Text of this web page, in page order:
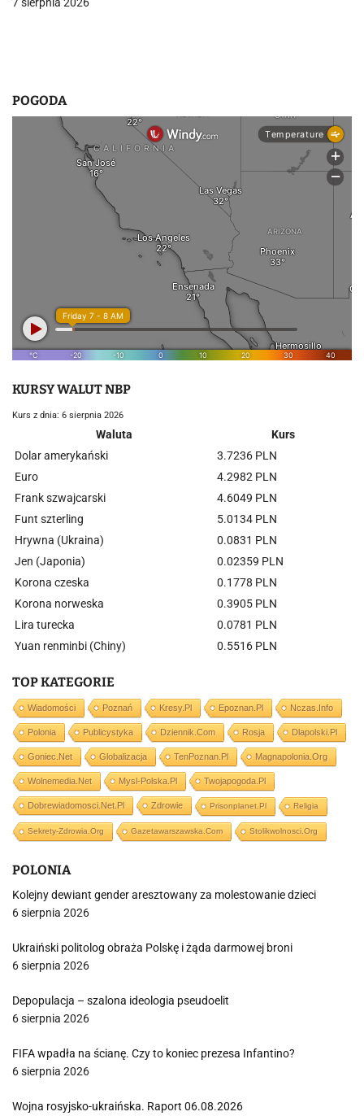
POGODA
KURSY WALUT NBP
Kurs z dnia: 6 sierpnia 2026
Waluta
Kurs
Dolar amerykański
3.7236 PLN
Euro
4.2982 PLN
Frank szwajcarski
4.6049 PLN
Funt szterling
5.0134 PLN
Hrywna (Ukraina)
0.0831 PLN
Jen (Japonia)
0.02359 PLN
Korona czeska
0.1778 PLN
Korona norweska
0.3905 PLN
Lira turecka
0.0781 PLN
Yuan renminbi (Chiny)
0.5516 PLN
TOP KATEGORIE
Wiadomości Poznań Kresy.pl Epoznan.pl Nczas.info
Polonia Publicystyka Dziennik.com Rosja Dlapolski.pl
Goniec.net Globalizacja TenPoznan.pl Magnapolonia.org
Wolnemedia.net Mysl-Polska.pl Twojapogoda.pl
Dobrewiadomosci.net.pl Zdrowie Prisonplanet.pl Religia
Sekrety-Zdrowia.org Gazetawarszawska.com Stolikwolnosci.org
POLONIA
Kolejny dewiant gender aresztowany za molestowanie dzieci
6 sierpnia 2026
Ukraiński politolog obraża Polskę i żąda darmowej broni
6 sierpnia 2026
Depopulacja – szalona ideologia pseudoelit
6 sierpnia 2026
FIFA wpadła na ścianę. Czy to koniec prezesa Infantino?
6 sierpnia 2026
Wojna rosyjsko-ukraińska. Raport 06.08.2026